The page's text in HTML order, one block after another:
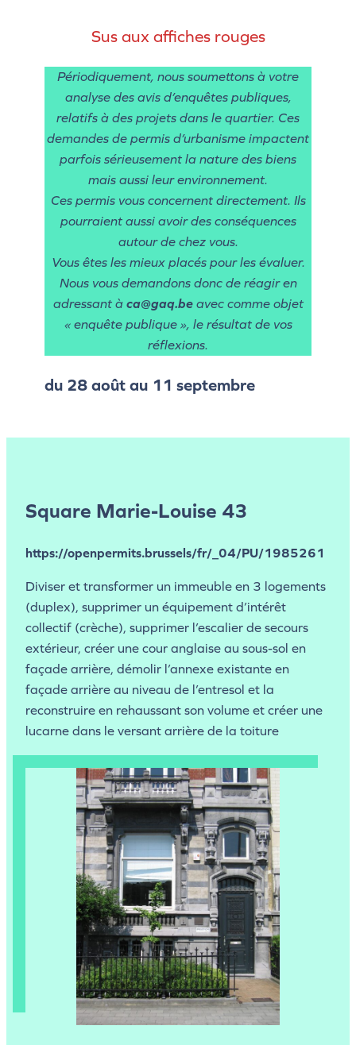
Sus aux affiches rouges
Périodiquement, nous soumettons à votre
analyse des avis d’enquêtes publiques,
relatifs à des projets dans le quartier. Ces
demandes de permis d’urbanisme impactent
parfois sérieusement la nature des biens
mais aussi leur environnement.
Ces permis vous concernent directement. Ils
pourraient aussi avoir des conséquences
autour de chez vous.
Vous êtes les mieux placés pour les évaluer.
Nous vous demandons donc de réagir en
adressant à ca@gaq.beavec comme objet
« enquête publique », le résultat de vos
réflexions.
du 28 août au 11 septembre
Square Marie-Louise 43
https://openpermits.brussels/fr/_04/PU/1985261
Diviser et transformer un immeuble en 3 logements
(duplex), supprimer un équipement d’intérêt
collectif (crèche), supprimer l’escalier de secours
extérieur, créer une cour anglaise au sous-sol en
façade arrière, démolir l’annexe existante en
façade arrière au niveau de l’entresol et la
reconstruire en rehaussant son volume et créer une
lucarne dans le versant arrière de la toiture